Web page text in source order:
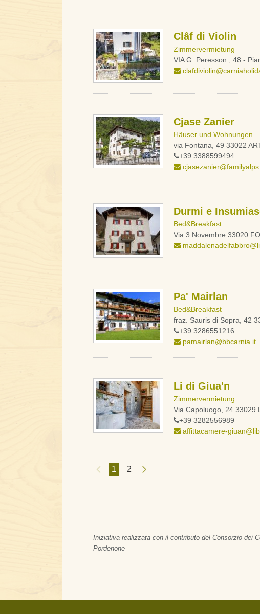
Clâf di Violin
Zimmervermietung
VIA G. Peresson , 48 -
Cjase Zanier
Häuser und Wohnungen
via Fontana, 49 33022
+39 3388599494
Durmi e
Bed&Breakfast
Via 3 Novembre 33020
Pa' Mairlan
Bed&Breakfast
fraz. Sauris di Sopra, 42
+39 3286551216
pamairlan@bbcarnia.it
Li di Giua'n
Zimmervermietung
Via Capoluogo, 24 33029
+39 3282556989
affittacamere-
1 2
Iniziativa realizzata con il contributo del Consorzio dei
Pordenone